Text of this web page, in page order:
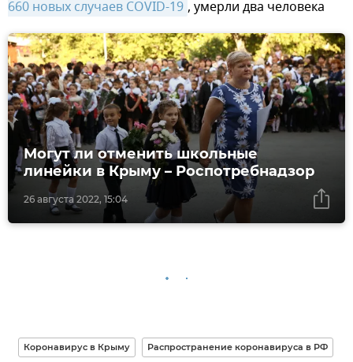
660 новых случаев COVID-19 , умерли два человека
26 августа 2022, 15:04
Могут ли отменить школьные
линейки в Крыму – Роспотребнадзор
Коронавирус в Крыму Распространение коронавируса в РФ